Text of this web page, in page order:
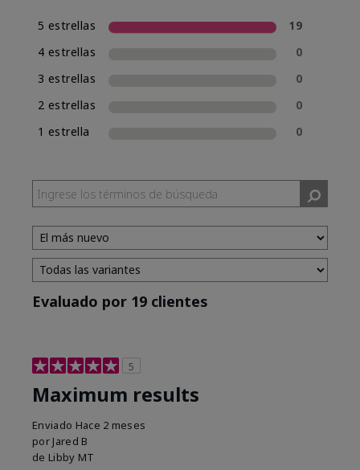
5 estrellas
19
4 estrellas
0
3 estrellas
0
2 estrellas
0
1 estrella
0
Evaluado por 19 clientes
5
Maximum results
Enviado Hace 2 meses
por Jared B
de Libby MT